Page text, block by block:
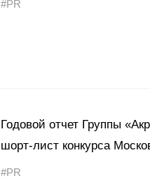
#PR
Годовой отчет Группы
шорт-лист конкурса
#PR